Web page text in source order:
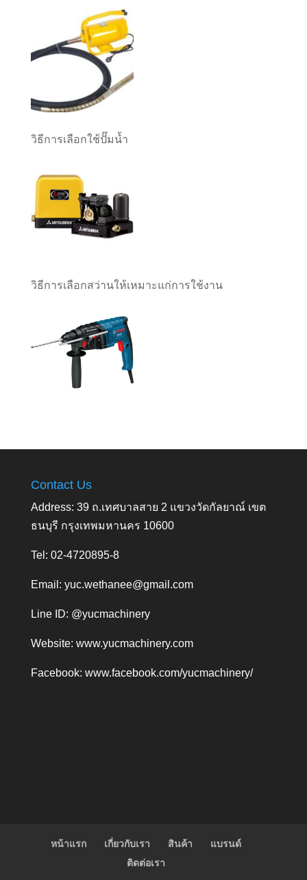
วิธีการเลือกใช้ปั๊มน้ำ
วิธีการเลือกสว่านให้เหมาะแก่การใช้งาน
Contact Us
Address: 39 ถ.เทศบาลสาย 2 แขวงวัดกัลยาณ์ เขต
ธนบุรี กรุงเทพมหานคร 10600
Tel: 02-4720895-8
Email: yuc.wethanee@gmail.com
Line ID: @yucmachinery
Website: www.yucmachinery.com
Facebook: www.facebook.com/yucmachinery/
หน้าแรก เกี่ยวกับเรา สินค้า
แบรนด์
ติดต่อเรา